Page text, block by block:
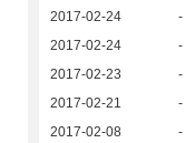
2017-02-24
-
2017-02-24
-
2017-02-23
-
2017-02-21
-
2017-02-08
-